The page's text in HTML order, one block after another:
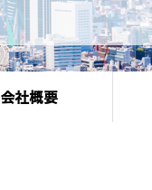
会社概要